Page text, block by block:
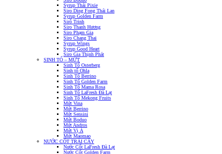
Syrup Thái Pixie
Siro Ding Fong Thái Lan
Syrup Golden Farm
Sirô Trinh
Siro Thanh Hương
Siro Phạm Gia
Siro Chang Thai
Syrup Wings
Syrup Good Heart
Siro Gia Thịnh Phát
SINH TỐ – MỨT
Sinh Tố Osterberg
Sinh tố Ohla
Sinh Tố Berrino
Sinh Tố Golden Farm
Sinh Tố Mama Rosa
Sinh Tố LaFresh Đà Lạt
Sinh Tố Mekong Fruits
Mứt Vina
Mứt Berrino
Mứt Sensini
Mứt Boduo
Mứt Andros
Mứt Vị Á
Mứt Maomao
NƯỚC CỐT TRÁI CÂY
Nước Cốt LaFresh Đà Lạt
Nước Cốt Golden Farm